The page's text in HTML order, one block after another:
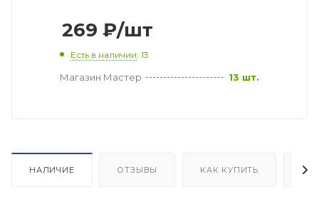
269 ₽/шт
Есть в наличии: 13
Магазин Мастер 13 шт.
НАЛИЧИЕ ОТЗЫВЫ КАК КУПИТЬ